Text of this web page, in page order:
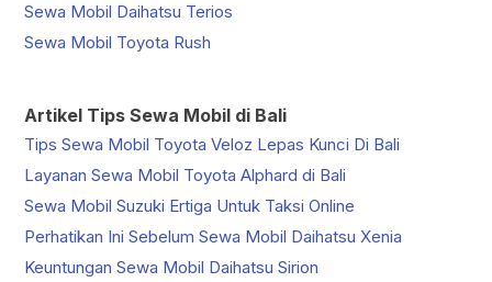
Sewa Mobil Daihatsu Terios
Sewa Mobil Toyota Rush
Artikel Tips Sewa Mobil di Bali
Tips Sewa Mobil Toyota Veloz Lepas Kunci Di Bali
Layanan Sewa Mobil Toyota Alphard di Bali
Sewa Mobil Suzuki Ertiga Untuk Taksi Online
Perhatikan Ini Sebelum Sewa Mobil Daihatsu Xenia
Keuntungan Sewa Mobil Daihatsu Sirion